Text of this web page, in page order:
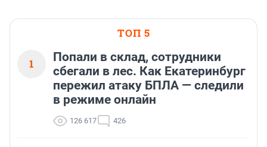
ТОП 5
1
Попали в склад, сотрудники
сбегали в лес. Как Екатеринбург
пережил атаку БПЛА — следили
в режиме онлайн
126 617 426